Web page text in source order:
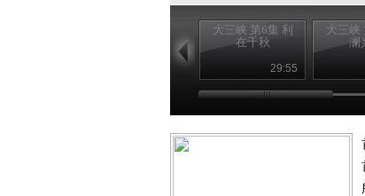
大三峡 第6集 利
在千秋
29:55
大三峡
澜